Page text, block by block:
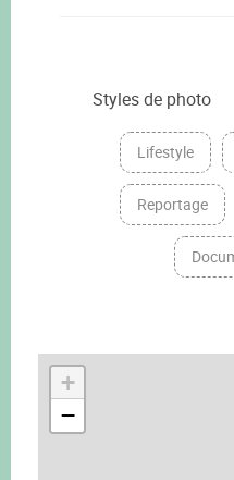
Styles de photo
Lifestyle
Reportage
+
−